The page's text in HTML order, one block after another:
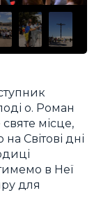
о. Роман
місце,
Світові дні
в Неї
для